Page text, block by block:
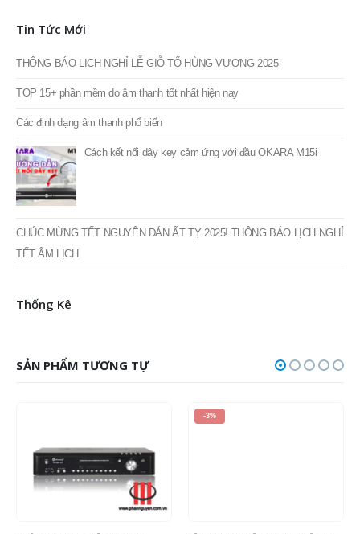
Tin Tức Mới
THÔNG BÁO LỊCH NGHỈ LỄ GIỖ TỔ HÙNG VƯƠNG 2025
TOP 15+ phần mềm do âm thanh tốt nhất hiện nay
Các định dạng âm thanh phổ biến
Cách kết nối dây key cảm ứng với đầu OKARA M15i
CHÚC MỪNG TẾT NGUYÊN ĐÁN ẤT TỴ 2025! THÔNG BÁO LỊCH NGHỈ
TẾT ÂM LỊCH
Thống Kê
SẢN PHẨM TƯƠNG TỰ
-3%